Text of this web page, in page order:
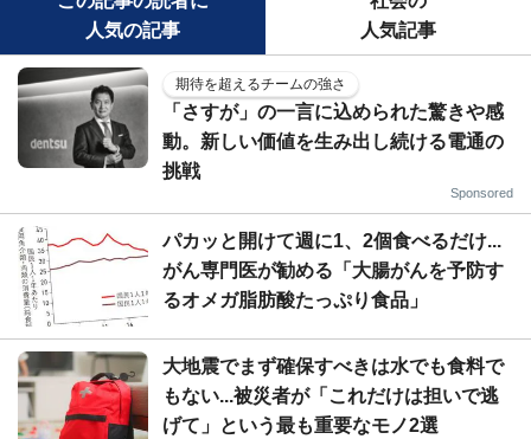
人気の記事
人気記事
期待を超えるチームの強さ
「さすが」の一言に込められた驚きや感
動。新しい価値を生み出し続ける電通の
挑戦
Sponsored
パカッと開けて週に1、2個食べるだけ...
がん専門医が勧める「大腸がんを予防す
るオメガ脂肪酸たっぷり食品」
大地震でまず確保すべきは水でも食料で
もない...被災者が「これだけは担いで逃
げて」という最も重要なモノ2選